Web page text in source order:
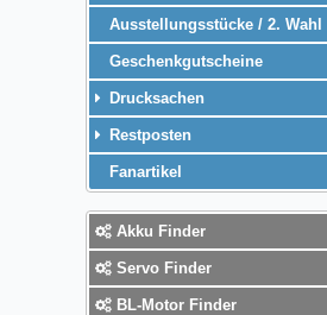
Ausstellungsstücke / 2. Wahl
Geschenkgutscheine
Drucksachen
Restposten
Fanartikel
Akku Finder
Servo Finder
BL-Motor Finder